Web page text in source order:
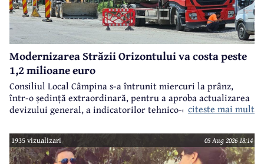
Modernizarea Străzii Orizontului va costa peste
1,2 milioane euro
Consiliul Local Câmpina s-a întrunit miercuri la prânz,
într-o ședință extraordinară, pentru a aproba actualizarea
devizului general, a indicatorilor tehnico-economici și a
realizarea modernizării Străzii Orizontului, obiectiv
finanțat prin Programul Național de Investiții ”Anghel
Saligny”.
citeste mai mult
1935 vizualizari 05 Aug 2026 18:14